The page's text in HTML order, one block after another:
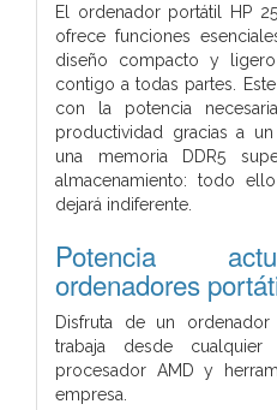
El ordenador portátil HP
ofrece funciones
diseño compacto y
contigo a todas partes.
con la potencia
productividad gracias a
una memoria DDR5
almacenamiento: todo
dejará indiferente.
Potencia
ordenadores
Disfruta de un
trabaja desde
procesador AMD y
empresa.